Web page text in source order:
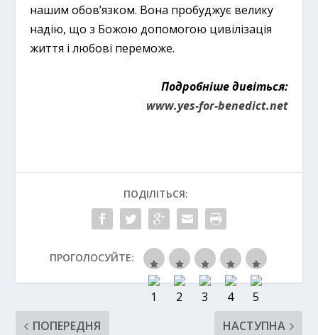
нашим обов’язком. Вона пробуджує велику
надію, що з Божою допомогою цивілізація
життя і любові переможе.
Подробніше дивіться:
www.yes-for-benedict.net
ПОДІЛІТЬСЯ:
ПРОГОЛОСУЙТЕ:
ПОПЕРЕДНЯ НАСТУПНА